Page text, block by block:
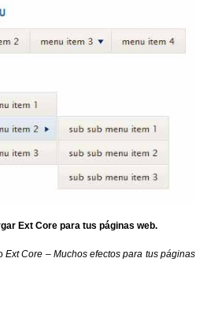
Ext Core para tus páginas web.
Ext Core – Muchos efectos para tus páginas